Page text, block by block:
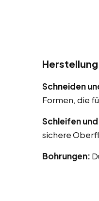
Schneiden
Formen, die
Schleifen
sichere
Bohrungen: